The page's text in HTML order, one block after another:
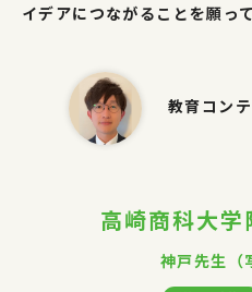
イデアにつながることを願っ
教育コン
高崎商科大学
神戸先生（